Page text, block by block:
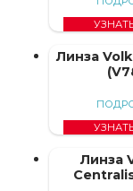
Линза
Линза